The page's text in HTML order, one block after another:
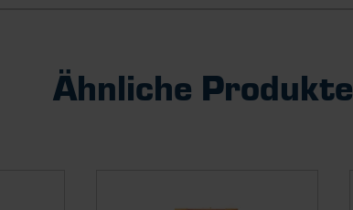
Ähnliche Produkte